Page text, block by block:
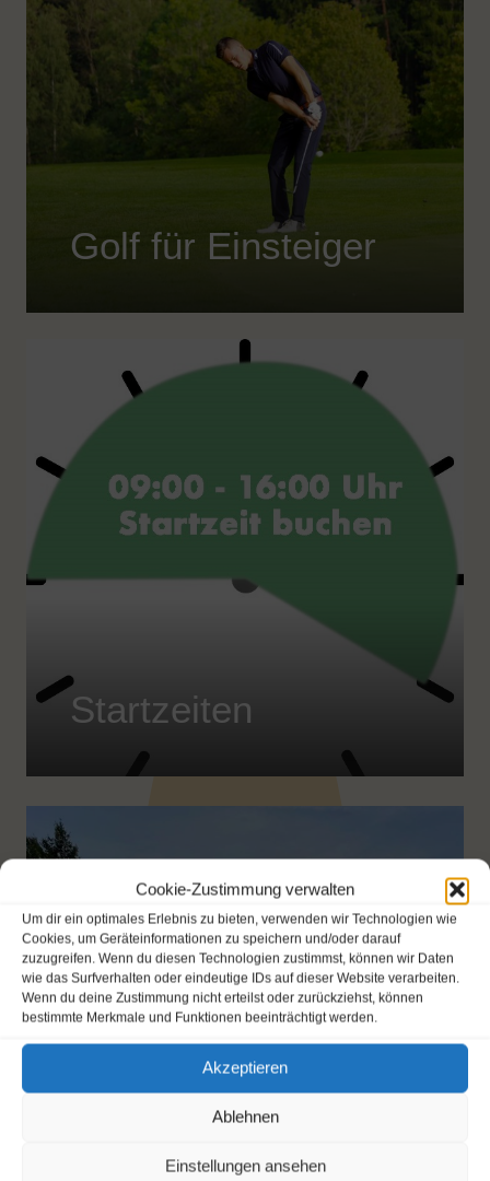
Cookie-Zustimmung verwalten
Um dir ein optimales Erlebnis zu bieten, verwenden wir Technologien wie
Cookies, um Geräteinformationen zu speichern und/oder darauf
zuzugreifen. Wenn du diesen Technologien zustimmst, können wir Daten
wie das Surfverhalten oder eindeutige IDs auf dieser Website verarbeiten.
Wenn du deine Zustimmung nicht erteilst oder zurückziehst, können
bestimmte Merkmale und Funktionen beeinträchtigt werden.
Akzeptieren
Ablehnen
Einstellungen ansehen
Golf für Einsteiger
Startzeiten